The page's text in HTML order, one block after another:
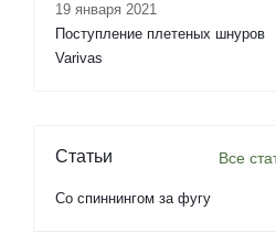
19 января 2021
Поступление плетеных шнуров
Varivas
Статьи Все
Со спиннингом за фугу